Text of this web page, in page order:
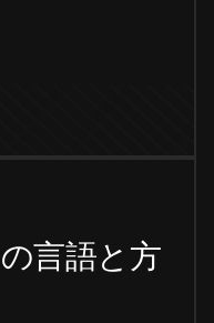
言語と方